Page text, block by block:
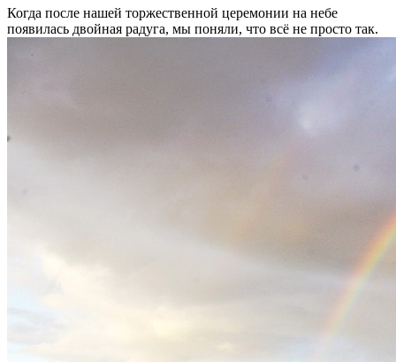
Когда после нашей торжественной церемонии на небе
появилась двойная радуга, мы поняли, что всё не просто так.